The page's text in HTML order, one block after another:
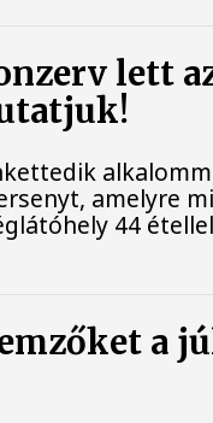
lett
amelyre
44
a